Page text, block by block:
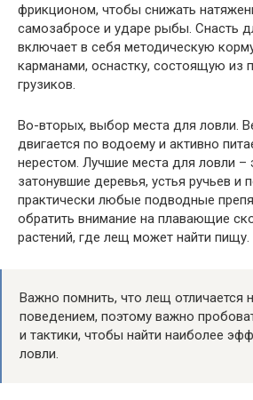
фрикционом, чтобы снижать
самозабросе и ударе рыбы. Снасть
включает в себя методическую
карманами, оснастку, состоящую из
грузиков.
Во-вторых, выбор места для ловли.
двигается по водоему и активно
нерестом. Лучшие места для ловли –
затонувшие деревья, устья ручьев и
практически любые подводные
обратить внимание на плавающие
растений, где лещ может найти пищу.
Важно помнить, что лещ отличается
поведением, поэтому важно
и тактики, чтобы найти наиболее
ловли.